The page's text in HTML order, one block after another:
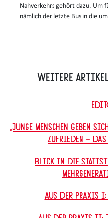
Nahverkehrs gehört dazu. Um
nämlich der letzte Bus in die
Weitere
„Junge Menschen geben
zufrieden –
Blick in die
Aus der Praxis I: